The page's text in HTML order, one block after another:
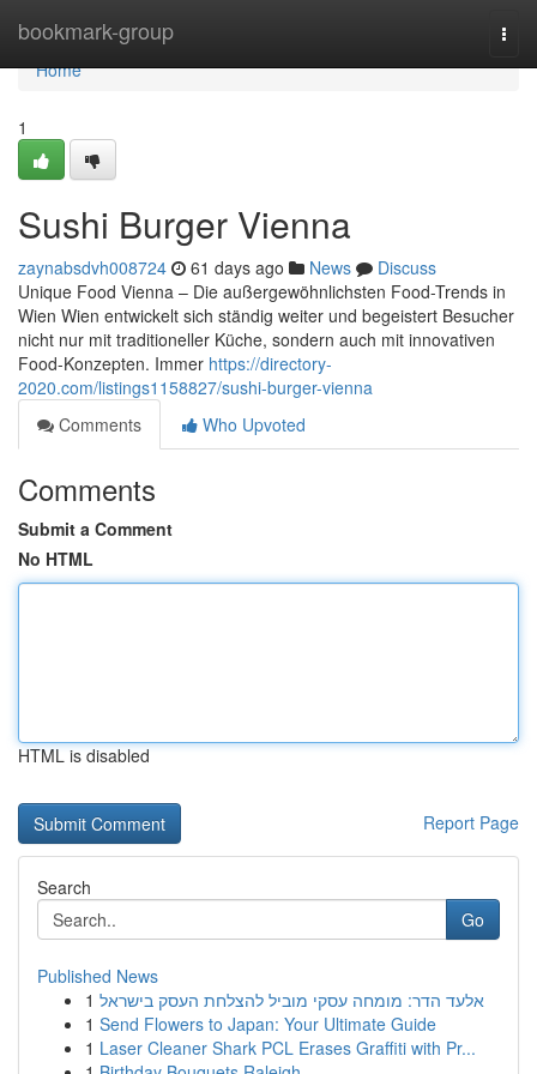
bookmark-group
Home
Home
1
Sushi Burger Vienna
zaynabsdvh008724 61 days ago News
Discuss
Unique Food Vienna – Die außergewöhnlichsten Food-Trends in
Wien Wien entwickelt sich ständig weiter und begeistert Besucher
nicht nur mit traditioneller Küche, sondern auch mit innovativen
Food-Konzepten. Immer https://directory-
2020.com/listings1158827/sushi-burger-vienna
Comments
Who Upvoted
Comments
Submit a Comment
No HTML
HTML is disabled
Report Page
Search
Go
Published News
1 אלעד הדר: מומחה עסקי מוביל להצלחת העסק בישראל
1 Send Flowers to Japan: Your Ultimate Guide
1 Laser Cleaner Shark PCL Erases Graffiti with Pr...